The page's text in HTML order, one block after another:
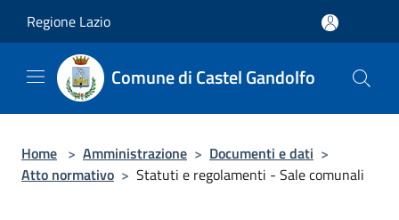
Regione Lazio
Comune di Castel Gandolfo
Home > Amministrazione > Documenti e dati >
Atto normativo > Statuti e regolamenti - Sale comunali